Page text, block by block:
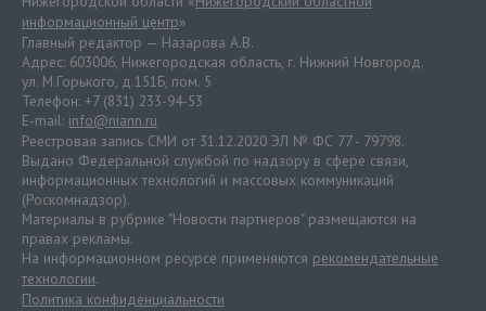
информационный центр»
Главный редактор — Назарова А.В.
Адрес: 603006, Нижегородская область, г. Нижний Новгород.
ул. М.Горького, д.151Б, пом. 5
Телефон: +7 (831) 233-94-53
E-mail: info@niann.ru
Реестровая запись СМИ от 31.12.2020 ЭЛ № ФС 77 - 79798.
Выдано Федеральной службой по надзору в сфере связи,
информационных технологий и массовых коммуникаций
(Роскомнадзор).
Материалы в рубрике "Новости партнеров" размещаются на
правах рекламы.
На информационном ресурсе применяются рекомендательные
технологии.
Политика конфиденциальности